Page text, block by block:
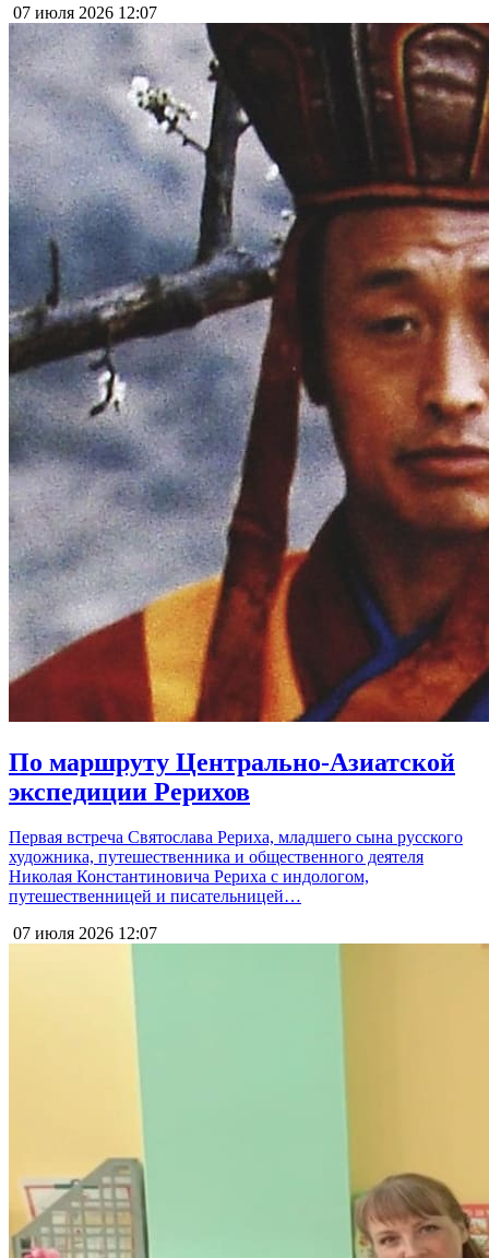
07 июля 2026 12:07
По маршруту Центрально-Азиатской
экспедиции Рерихов
Первая встреча Святослава Рериха, младшего сына русского
художника, путешественника и общественного деятеля
Николая Константиновича Рериха с индологом,
путешественницей и писательницей…
07 июля 2026 12:07